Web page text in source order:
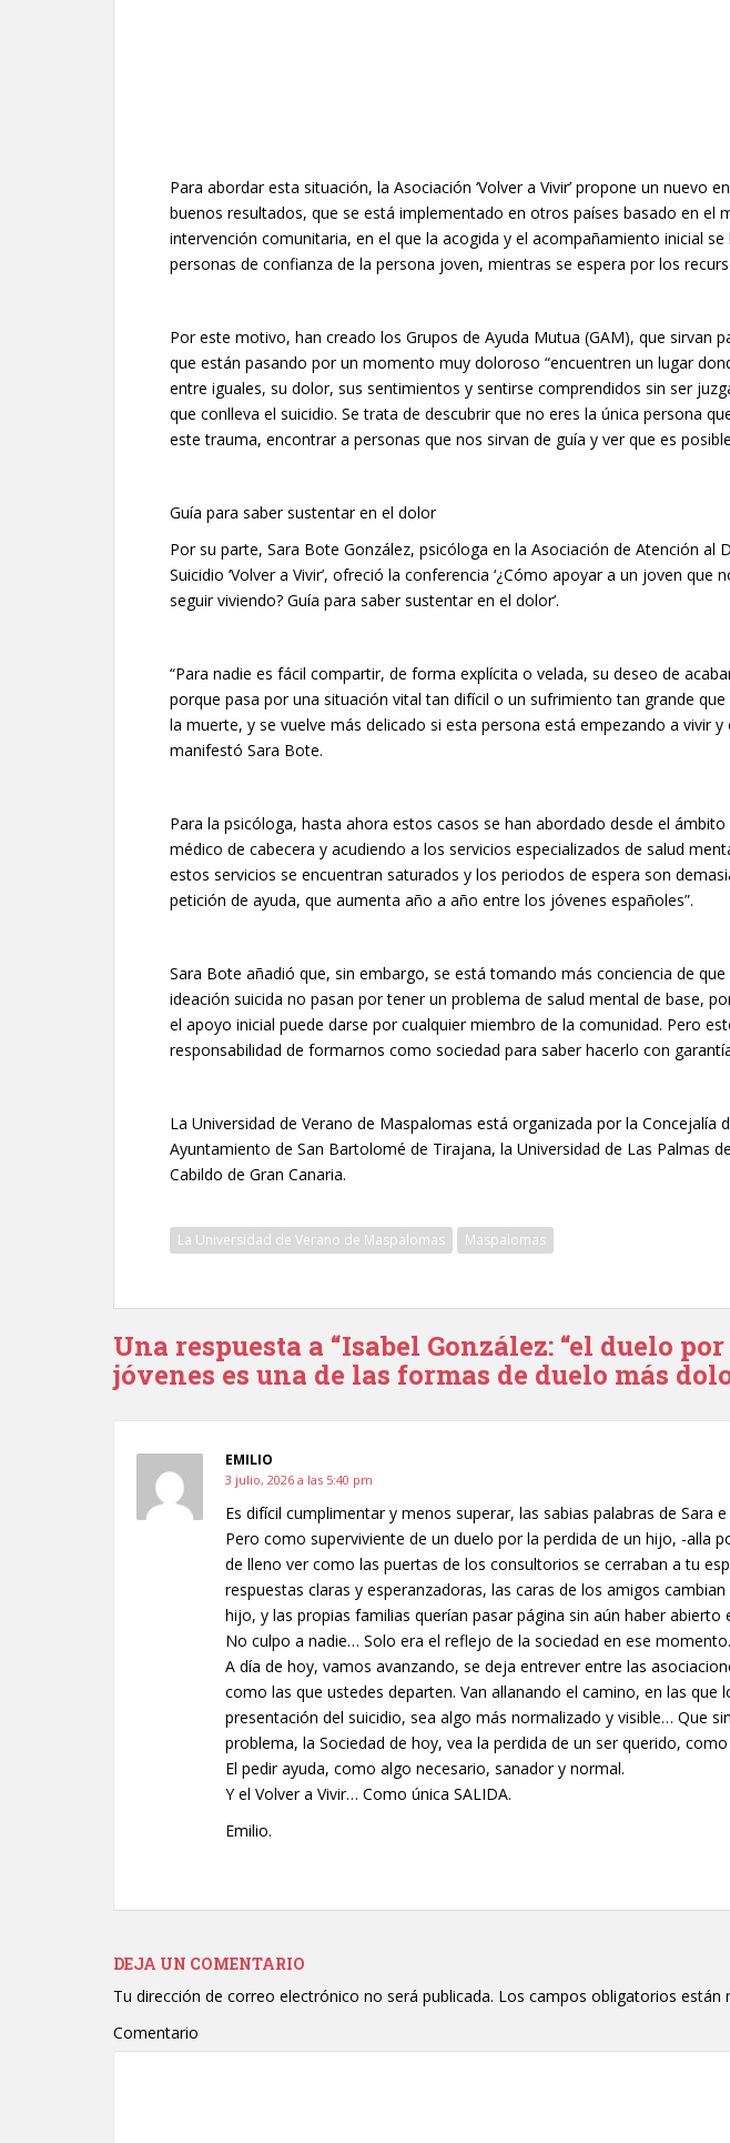
Para abordar esta situación, la Asociación ‘Volver a Vivir’ propone un nuevo
buenos resultados, que se está implementado en otros países basado en el
intervención comunitaria, en el que la acogida y el acompañamiento inicial se
personas de confianza de la persona joven, mientras se espera por los
Por este motivo, han creado los Grupos de Ayuda Mutua (GAM), que sirvan
que están pasando por un momento muy doloroso “encuentren un lugar
entre iguales, su dolor, sus sentimientos y sentirse comprendidos sin ser
que conlleva el suicidio. Se trata de descubrir que no eres la única persona
este trauma, encontrar a personas que nos sirvan de guía y ver que es posible
Guía para saber sustentar en el dolor
Por su parte, Sara Bote González, psicóloga en la Asociación de Atención al
Suicidio ‘Volver a Vivir’, ofreció la conferencia ‘¿Cómo apoyar a un joven que
seguir viviendo? Guía para saber sustentar en el dolor’.
“Para nadie es fácil compartir, de forma explícita o velada, su deseo de
porque pasa por una situación vital tan difícil o un sufrimiento tan grande
la muerte, y se vuelve más delicado si esta persona está empezando a vivir y
manifestó Sara Bote.
Para la psicóloga, hasta ahora estos casos se han abordado desde el
médico de cabecera y acudiendo a los servicios especializados de salud
estos servicios se encuentran saturados y los periodos de espera son
petición de ayuda, que aumenta año a año entre los jóvenes españoles”.
Sara Bote añadió que, sin embargo, se está tomando más conciencia de que
ideación suicida no pasan por tener un problema de salud mental de base,
el apoyo inicial puede darse por cualquier miembro de la comunidad. Pero
responsabilidad de formarnos como sociedad para saber hacerlo con
La Universidad de Verano de Maspalomas está organizada por la Concejalía
Ayuntamiento de San Bartolomé de Tirajana, la Universidad de Las Palmas
Cabildo de Gran Canaria.
La Universidad de Verano de Maspalomas Maspalomas
Una respuesta a “Isabel González: “el duelo
jóvenes es una de las formas de duelo más
EMILIO
3 julio, 2026 a las 5:40 pm
Es difícil cumplimentar y menos superar, las sabias palabras de Sara e
Pero como superviviente de un duelo por la perdida de un hijo, -alla
de lleno ver como las puertas de los consultorios se cerraban a tu
respuestas claras y esperanzadoras, las caras de los amigos
hijo, y las propias familias querían pasar página sin aún haber abierto
No culpo a nadie… Solo era el reflejo de la sociedad en ese momento.
A día de hoy, vamos avanzando, se deja entrever entre las
como las que ustedes departen. Van allanando el camino, en las que
presentación del suicidio, sea algo más normalizado y visible… Que
problema, la Sociedad de hoy, vea la perdida de un ser querido,
El pedir ayuda, como algo necesario, sanador y normal.
Y el Volver a Vivir… Como única SALIDA.
Emilio.
DEJA UN COMENTARIO
Tu dirección de correo electrónico no será publicada. Los campos obligatorios están
Comentario